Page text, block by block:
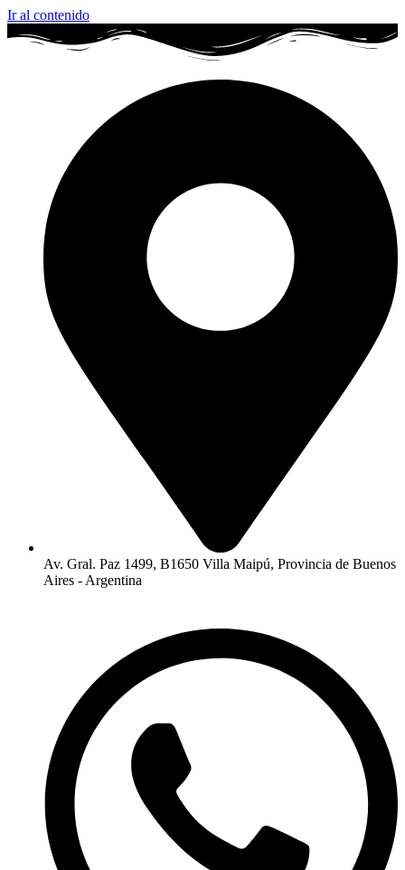
Ir al contenido
Av. Gral. Paz 1499, B1650 Villa Maipú, Provincia de Buenos
Aires - Argentina